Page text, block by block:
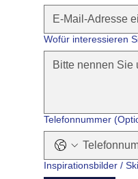
Wofür interessieren
Telefonnummer
Inspirationsbilder /